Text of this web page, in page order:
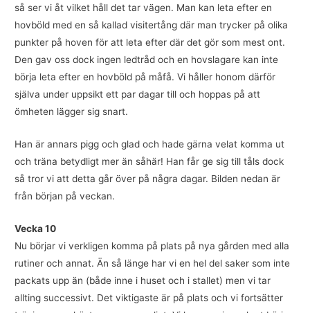
så ser vi åt vilket håll det tar vägen. Man kan leta efter en
hovböld med en så kallad visitertång där man trycker på olika
punkter på hoven för att leta efter där det gör som mest ont.
Den gav oss dock ingen ledtråd och en hovslagare kan inte
börja leta efter en hovböld på måfå. Vi håller honom därför
själva under uppsikt ett par dagar till och hoppas på att
ömheten lägger sig snart.
Han är annars pigg och glad och hade gärna velat komma ut
och träna betydligt mer än såhär! Han får ge sig till tåls dock
så tror vi att detta går över på några dagar. Bilden nedan är
från början på veckan.
Vecka 10
Nu börjar vi verkligen komma på plats på nya gården med alla
rutiner och annat. Än så länge har vi en hel del saker som inte
packats upp än (både inne i huset och i stallet) men vi tar
allting successivt. Det viktigaste är på plats och vi fortsätter